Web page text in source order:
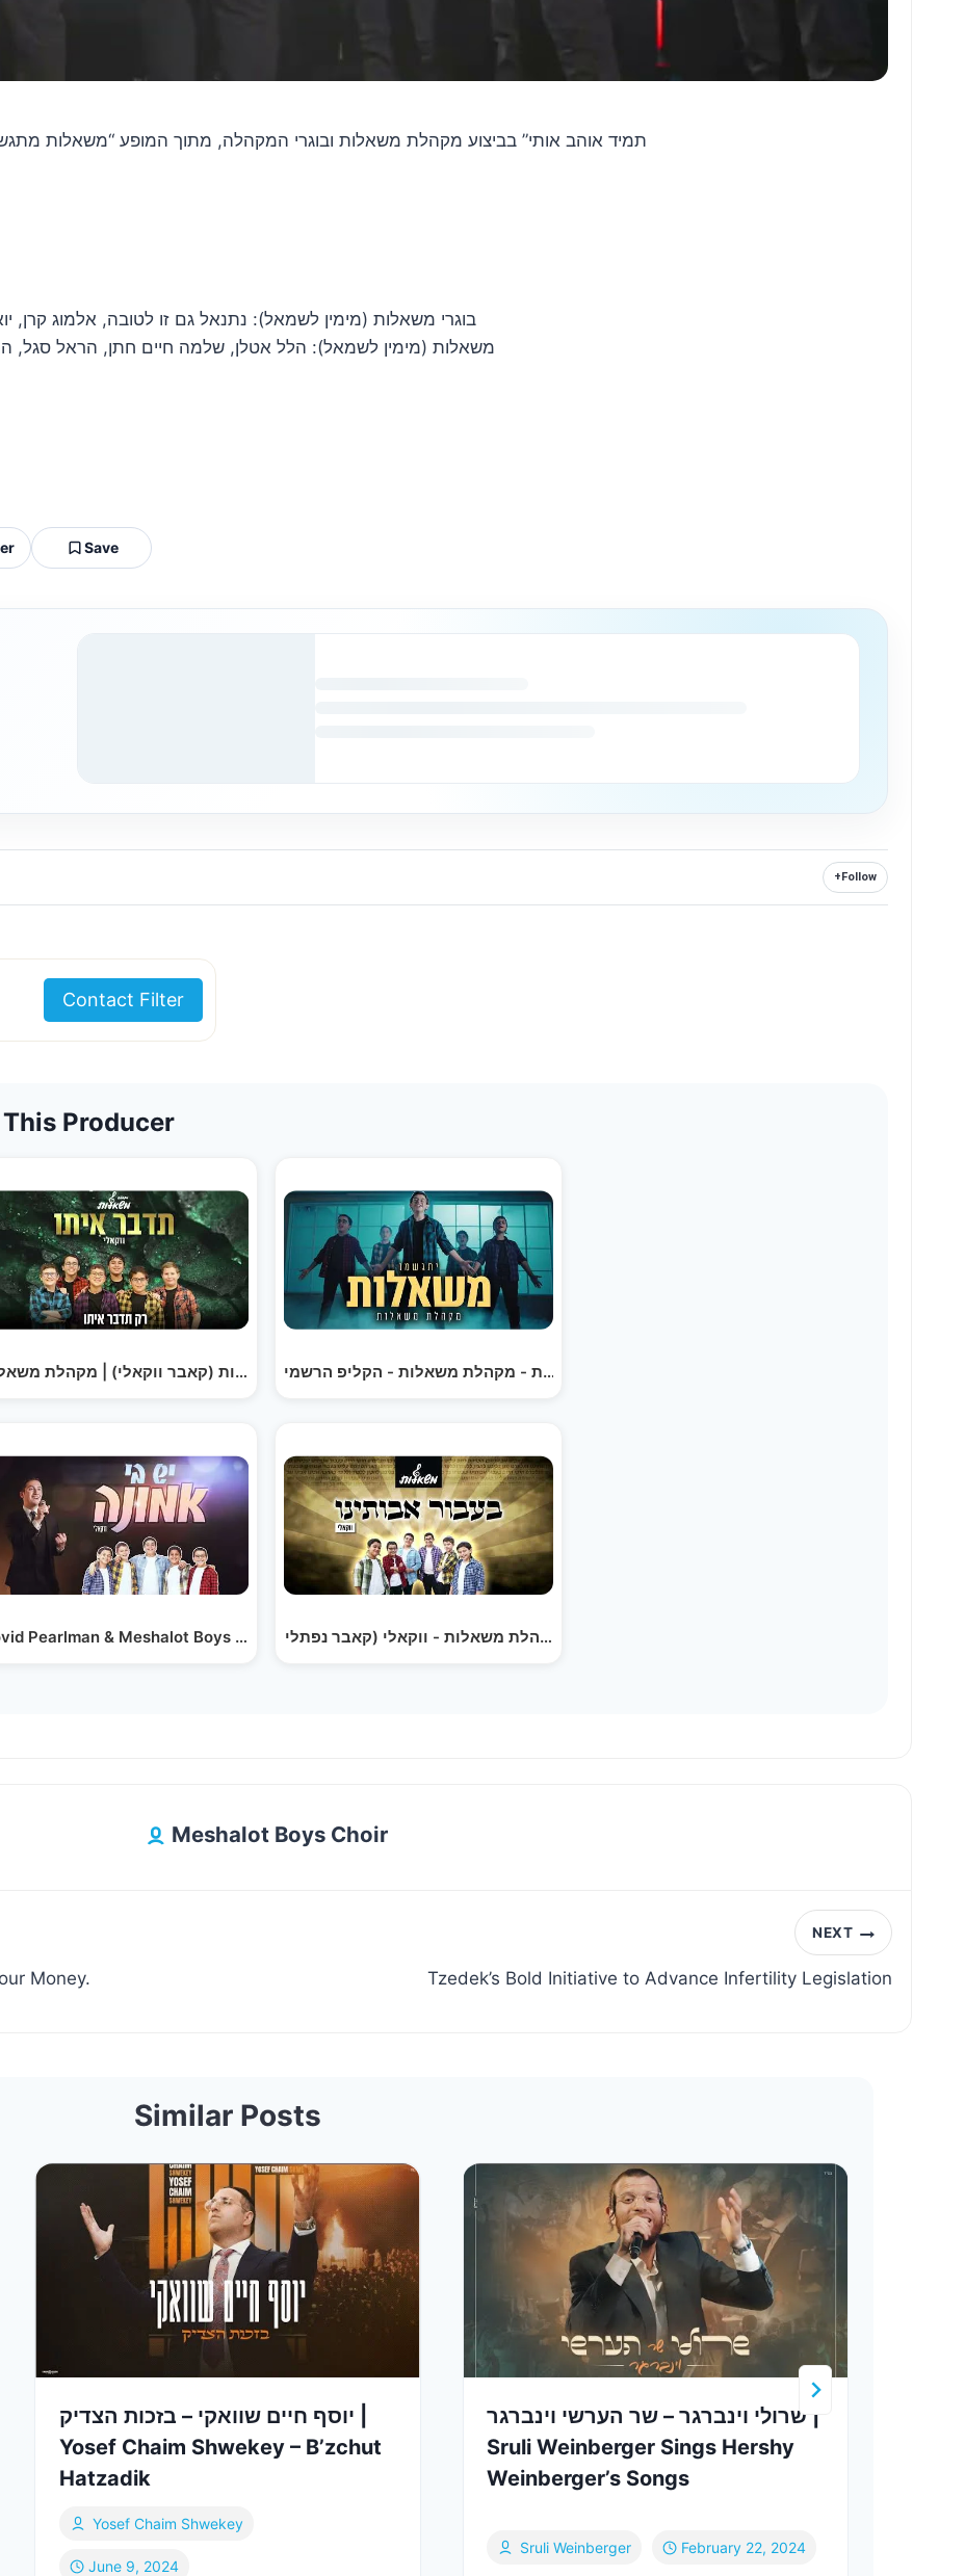
“תמיד אוהב אותי” בביצוע מקהלת משאלות ובוגרי המקהלה, מתוך המופע “משאלות מתגשמות” לרגל 7 שנים למשאלות –
בוגרי משאלות (מימין לשמאל): נתנאל גם זו לטובה, אלמוג קרן,
משאלות (מימין לשמאל): הלל אטלן, שלמה חיים חתן, הראל סגל,
Save
+ Follow
Contact Filter
Producer
רגעים - מקהלת משאלות | קאבר יונתן שינפלד (קליפ…
מאחורי הקלעים - יש בי אמונה - ווקאלי - מקהלת משאלות…
תדבר איתו - שמוליק סוכות (קאבר ווקאלי) | מקהלת
Pearlman & Meshalot Boys Choir - Yesh Bi Emuna…
Meshalot Boys Choir
Money.
NEXT
Tzedek’s Bold Initiative to Advance Infertility Legislation
Similar Posts
יוסף חיים שוואקי – בזכות הצדיק |
Yosef Chaim Shwekey – B’zchut
Hatzadik
Yosef Chaim Shwekey
June 9, 2024
שרולי וינברגר – שר הערשי וינברגר |
Sruli Weinberger Sings Hershy
Weinberger’s Songs
Sruli Weinberger February 22, 2024